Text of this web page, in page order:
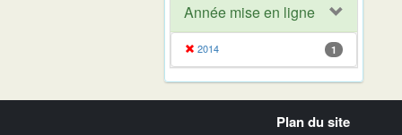
Année mise en ligne
2014 1
Plan du site